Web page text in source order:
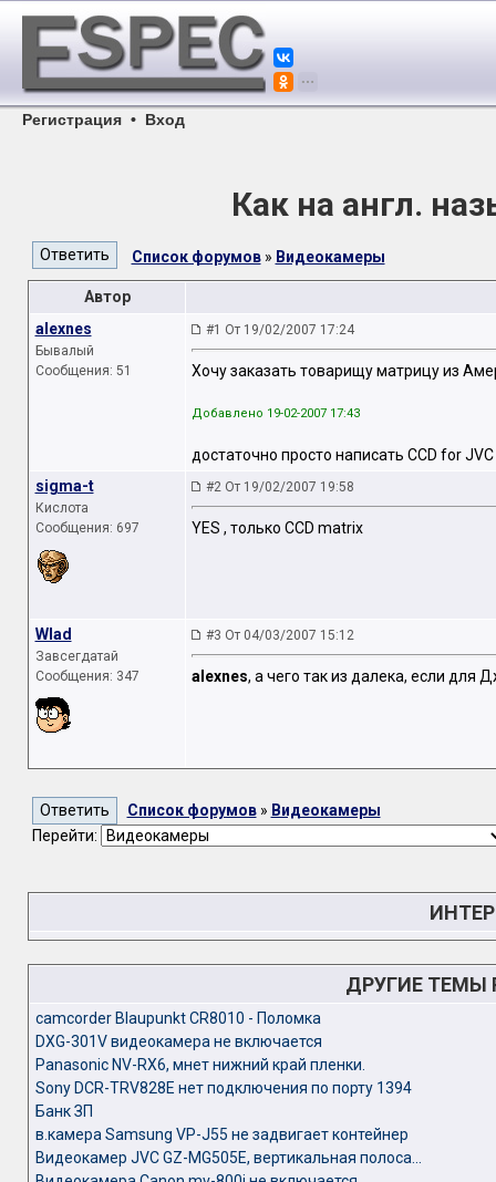
Регистрация • Вход
Как на англ.
Список форумов» Видеокамеры
Автор
alexnes
Бывалый
Сообщения: 51
#1 От 19/02/2007 17:24
Хочу заказать товарищу матрицу из
Добавлено 19-02-2007 17:43
достаточно просто написать CCD for JVC
sigma-t
Кислота
Сообщения: 697
#2 От 19/02/2007 19:58
YES , только CCD matrix
Wlad
Завсегдатай
Сообщения: 347
#3 От 04/03/2007 15:12
alexnes, а чего так из далека, если для
Список форумов» Видеокамеры
Перейти:
ДРУГИЕ ТЕМЫ
camcorder Blaupunkt CR8010 - Поломка
DXG-301V видеокамера не включается
Panasonic NV-RX6, мнет нижний край пленки.
Sony DCR-TRV828E нет подключения по порту 1394
Банк ЗП
в.камера Samsung VP-J55 не задвигает контейнер
Видеокамер JVC GZ-MG505E, вертикальная полоса...